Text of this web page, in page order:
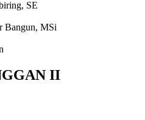
SE
Bangun, MSi
II